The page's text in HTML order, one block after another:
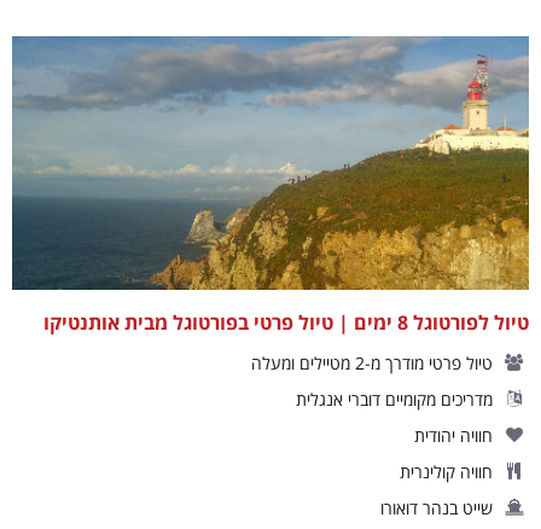
טיול לפורטוגל 8 ימים | טיול פרטי בפורטוגל מבית אותנטיקו
טיול פרטי מודרך מ-2 מטיילים ומעלה
מדריכים מקומיים דוברי אנגלית
חוויה יהודית
חוויה קולינרית
שייט בנהר דואורו